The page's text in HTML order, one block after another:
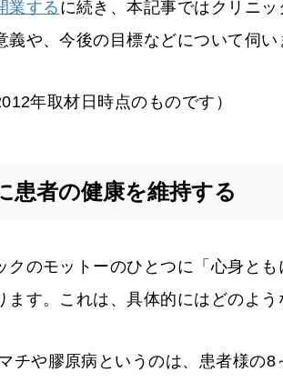
業するに続き、本記事ではクリニ
義や、今後の目標などについて伺い
年取材日時点のものです）
患者の健康を維持する
のモットーのひとつに「心身とも
ます。これは、具体的にはどのよ
チや膠原病というのは、患者様の8